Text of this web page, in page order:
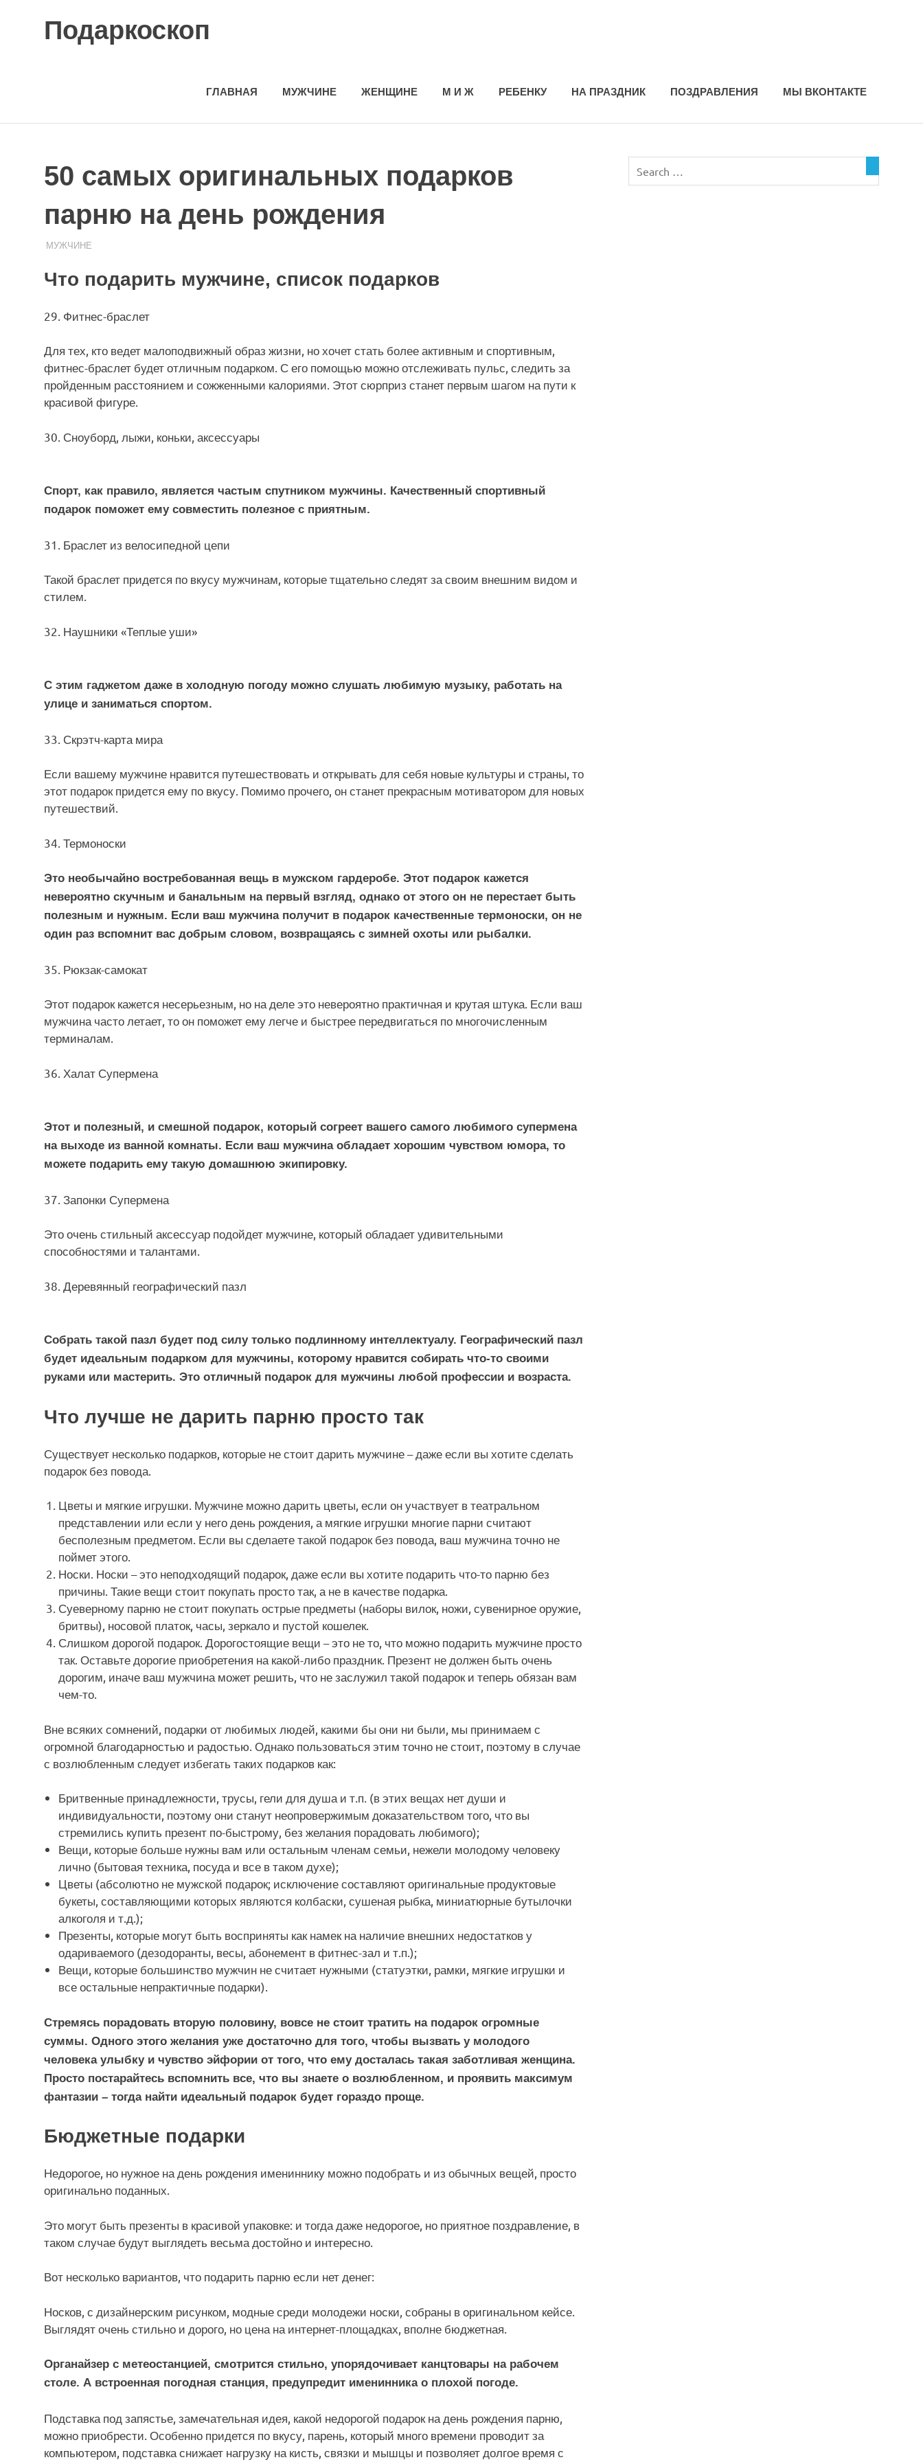
Подаркоскоп
ГЛАВНАЯ МУЖЧИНЕ ЖЕНЩИНЕ М И Ж РЕБЕНКУ НА ПРАЗДНИК ПОЗДРАВЛЕНИЯ МЫ ВКОНТАКТЕ
50 самых оригинальных подарков
парню на день рождения
08.08.2020
ПОДАРЧЕК
МУЖЧИНЕ
Что подарить мужчине, список подарков
29. Фитнес-браслет
Для тех, кто ведет малоподвижный образ жизни, но хочет стать более активным и спортивным,
фитнес-браслет будет отличным подарком. С его помощью можно отслеживать пульс, следить за
пройденным расстоянием и сожженными калориями. Этот сюрприз станет первым шагом на пути к
красивой фигуре.
30. Сноуборд, лыжи, коньки, аксессуары
Спорт, как правило, является частым спутником мужчины. Качественный спортивный
подарок поможет ему совместить полезное с приятным.
31. Браслет из велосипедной цепи
Такой браслет придется по вкусу мужчинам, которые тщательно следят за своим внешним видом и
стилем.
32. Наушники «Теплые уши»
С этим гаджетом даже в холодную погоду можно слушать любимую музыку, работать на
улице и заниматься спортом.
33. Скрэтч-карта мира
Если вашему мужчине нравится путешествовать и открывать для себя новые культуры и страны, то
этот подарок придется ему по вкусу. Помимо прочего, он станет прекрасным мотиватором для новых
путешествий.
34. Термоноски
Это необычайно востребованная вещь в мужском гардеробе. Этот подарок кажется
невероятно скучным и банальным на первый взгляд, однако от этого он не перестает быть
полезным и нужным. Если ваш мужчина получит в подарок качественные термоноски, он не
один раз вспомнит вас добрым словом, возвращаясь с зимней охоты или рыбалки.
35. Рюкзак-самокат
Этот подарок кажется несерьезным, но на деле это невероятно практичная и крутая штука. Если ваш
мужчина часто летает, то он поможет ему легче и быстрее передвигаться по многочисленным
терминалам.
36. Халат Супермена
Этот и полезный, и смешной подарок, который согреет вашего самого любимого супермена
на выходе из ванной комнаты. Если ваш мужчина обладает хорошим чувством юмора, то
можете подарить ему такую домашнюю экипировку.
37. Запонки Супермена
Это очень стильный аксессуар подойдет мужчине, который обладает удивительными
способностями и талантами.
38. Деревянный географический пазл
Собрать такой пазл будет под силу только подлинному интеллектуалу. Географический пазл
будет идеальным подарком для мужчины, которому нравится собирать что-то своими
руками или мастерить. Это отличный подарок для мужчины любой профессии и возраста.
Что лучше не дарить парню просто так
Существует несколько подарков, которые не стоит дарить мужчине – даже если вы хотите сделать
подарок без повода.
Цветы и мягкие игрушки. Мужчине можно дарить цветы, если он участвует в театральном
представлении или если у него день рождения, а мягкие игрушки многие парни считают
бесполезным предметом. Если вы сделаете такой подарок без повода, ваш мужчина точно не
поймет этого.
Носки. Носки – это неподходящий подарок, даже если вы хотите подарить что-то парню без
причины. Такие вещи стоит покупать просто так, а не в качестве подарка.
Суеверному парню не стоит покупать острые предметы (наборы вилок, ножи, сувенирное оружие,
бритвы), носовой платок, часы, зеркало и пустой кошелек.
Слишком дорогой подарок. Дорогостоящие вещи – это не то, что можно подарить мужчине просто
так. Оставьте дорогие приобретения на какой-либо праздник. Презент не должен быть очень
дорогим, иначе ваш мужчина может решить, что не заслужил такой подарок и теперь обязан вам
чем-то.
Вне всяких сомнений, подарки от любимых людей, какими бы они ни были, мы принимаем с
огромной благодарностью и радостью. Однако пользоваться этим точно не стоит, поэтому в случае
с возлюбленным следует избегать таких подарков как:
Бритвенные принадлежности, трусы, гели для душа и т.п. (в этих вещах нет души и
индивидуальности, поэтому они станут неопровержимым доказательством того, что вы
стремились купить презент по-быстрому, без желания порадовать любимого);
Вещи, которые больше нужны вам или остальным членам семьи, нежели молодому человеку
лично (бытовая техника, посуда и все в таком духе);
Цветы (абсолютно не мужской подарок; исключение составляют оригинальные продуктовые
букеты, составляющими которых являются колбаски, сушеная рыбка, миниатюрные бутылочки
алкоголя и т.д.);
Презенты, которые могут быть восприняты как намек на наличие внешних недостатков у
одариваемого (дезодоранты, весы, абонемент в фитнес-зал и т.п.);
Вещи, которые большинство мужчин не считает нужными (статуэтки, рамки, мягкие игрушки и
все остальные непрактичные подарки).
Стремясь порадовать вторую половину, вовсе не стоит тратить на подарок огромные
суммы. Одного этого желания уже достаточно для того, чтобы вызвать у молодого
человека улыбку и чувство эйфории от того, что ему досталась такая заботливая женщина.
Просто постарайтесь вспомнить все, что вы знаете о возлюбленном, и проявить максимум
фантазии – тогда найти идеальный подарок будет гораздо проще.
Бюджетные подарки
Недорогое, но нужное на день рождения имениннику можно подобрать и из обычных вещей, просто
оригинально поданных.
Это могут быть презенты в красивой упаковке: и тогда даже недорогое, но приятное поздравление, в
таком случае будут выглядеть весьма достойно и интересно.
Вот несколько вариантов, что подарить парню если нет денег:
Носков, с дизайнерским рисунком, модные среди молодежи носки, собраны в оригинальном кейсе.
Выглядят очень стильно и дорого, но цена на интернет-площадках, вполне бюджетная.
Органайзер с метеостанцией, смотрится стильно, упорядочивает канцтовары на рабочем
столе. А встроенная погодная станция, предупредит именинника о плохой погоде.
Подставка под запястье, замечательная идея, какой недорогой подарок на день рождения парню,
можно приобрести. Особенно придется по вкусу, парень, который много времени проводит за
компьютером, подставка снижает нагрузку на кисть, связки и мышцы и позволяет долгое время с